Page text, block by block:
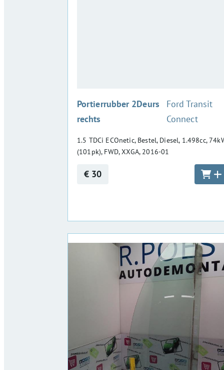
Portierrubber 2Deurs
rechts
:Ford Transit
Connect
1.5 TDCi ECOnetic, Bestel, Diesel, 1.498cc,
(101pk), FWD, XXGA, 2016-01
€ 30